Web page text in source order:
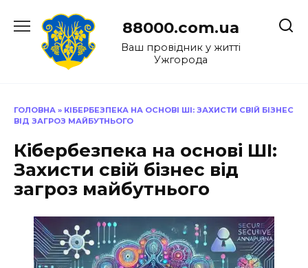
до
88000.com.ua
Ваш провідник у житті
Ужгорода
ГОЛОВНА » КІБЕРБЕЗПЕКА НА ОСНОВІ ШІ: ЗАХИСТИ СВІЙ БІЗНЕС
ВІД ЗАГРОЗ МАЙБУТНЬОГО
Кібербезпека на основі ШІ:
Захисти свій бізнес від
загроз майбутнього